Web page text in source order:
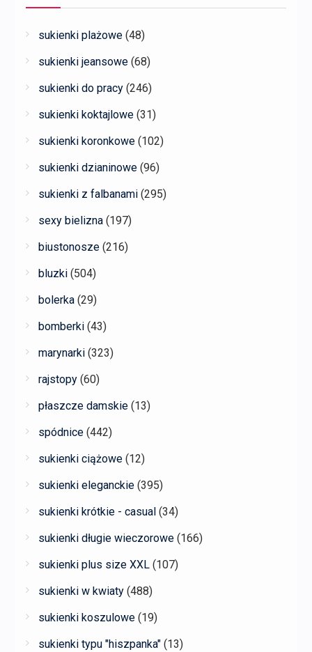
sukienki plażowe (48)
sukienki jeansowe (68)
sukienki do pracy (246)
sukienki koktajlowe (31)
sukienki koronkowe (102)
sukienki dzianinowe (96)
sukienki z falbanami (295)
sexy bielizna (197)
biustonosze (216)
bluzki (504)
bolerka (29)
bomberki (43)
marynarki (323)
rajstopy (60)
płaszcze damskie (13)
spódnice (442)
sukienki ciążowe (12)
sukienki eleganckie (395)
sukienki krótkie - casual (34)
sukienki długie wieczorowe (166)
sukienki plus size XXL (107)
sukienki w kwiaty (488)
sukienki koszulowe (19)
sukienki typu "hiszpanka" (13)